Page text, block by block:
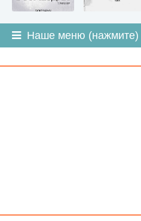
Наше меню (нажмите)